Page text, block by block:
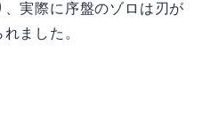
実際に序盤のゾロは刃が
ました。